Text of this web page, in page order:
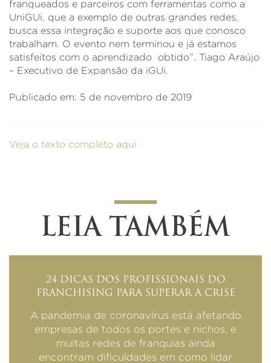
franqueados e parceiros com ferramentas como a
UniGUi, que a exemplo de outras grandes redes,
busca essa integração e suporte aos que conosco
trabalham. O evento nem terminou e já estamos
satisfeitos com o aprendizado obtido”. Tiago Araújo
– Executivo de Expansão da iGUi.
Publicado em: 5 de novembro de 2019
Veja o texto completo aqui
LEIA TAMBÉM
24 DICAS DOS PROFISSIONAIS DO
FRANCHISING PARA SUPERAR A CRISE
A pandemia de coronavírus está afetando
empresas de todos os portes e nichos, e
muitas redes de franquias ainda
encontram dificuldades em como lidar